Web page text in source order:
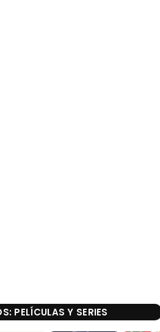
PELÍCULAS Y SERIES